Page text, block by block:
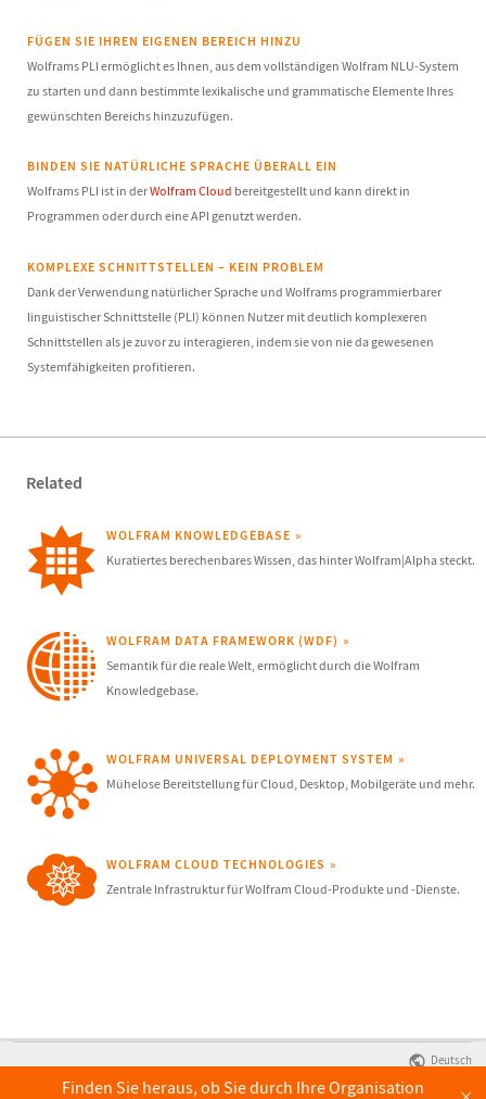
FÜGEN SIE IHREN EIGENEN BEREICH HINZU
Wolframs PLI ermöglicht es Ihnen, aus dem vollständigen Wolfram NLU-System
zu starten und dann bestimmte lexikalische und grammatische Elemente Ihres
gewünschten Bereichs hinzuzufügen.
BINDEN SIE NATÜRLICHE SPRACHE ÜBERALL EIN
Wolframs PLI ist in derWolfram Cloud bereitgestellt und kann direkt in
Programmen oder durch eine API genutzt werden.
KOMPLEXE SCHNITTSTELLEN – KEIN PROBLEM
Dank der Verwendung natürlicher Sprache und Wolframs programmierbarer
linguistischer Schnittstelle (PLI) können Nutzer mit deutlich komplexeren
Schnittstellen als je zuvor zu interagieren, indem sie von nie da gewesenen
Systemfähigkeiten profitieren.
Related
WOLFRAM KNOWLEDGEBASE
Kuratiertes berechenbares Wissen, das hinter Wolfram|Alpha steckt.
WOLFRAM DATA FRAMEWORK (WDF)
Semantik für die reale Welt, ermöglicht durch die Wolfram
Knowledgebase.
WOLFRAM UNIVERSAL DEPLOYMENT SYSTEM
Mühelose Bereitstellung für Cloud, Desktop, Mobilgeräte und mehr.
WOLFRAM CLOUD TECHNOLOGIES
Zentrale Infrastruktur für Wolfram Cloud-Produkte und -Dienste.
Deutsch
Finden Sie heraus, ob Sie durch Ihre Organisation